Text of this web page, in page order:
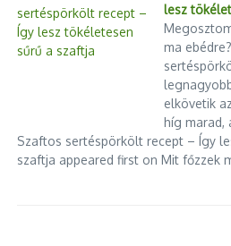
Elhunyt Ozzy Osbourne, a heavy
metal ikonja
lesz
ma
elkövetik
híg marad,
Szaftos sertéspörkölt recept – Így
szaftja appeared first on Mit főzzek